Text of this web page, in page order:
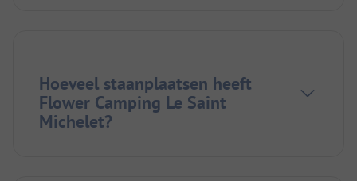
Hoeveel staanplaatsen heeft
Flower Camping Le Saint
Michelet?